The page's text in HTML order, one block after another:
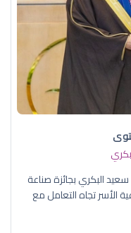
البكري بجائزة صناعة
الأسر تجاه التعامل مع